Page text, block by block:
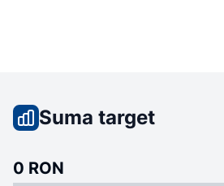
Suma target
0 RON